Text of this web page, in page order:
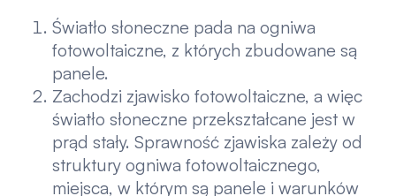
Światło słoneczne pada na ogniwa
fotowoltaiczne, z których zbudowane są
panele.
Zachodzi zjawisko fotowoltaiczne, a więc
światło słoneczne przekształcane jest w
prąd stały. Sprawność zjawiska zależy od
struktury ogniwa fotowoltaicznego,
miejsca, w którym są panele i warunków